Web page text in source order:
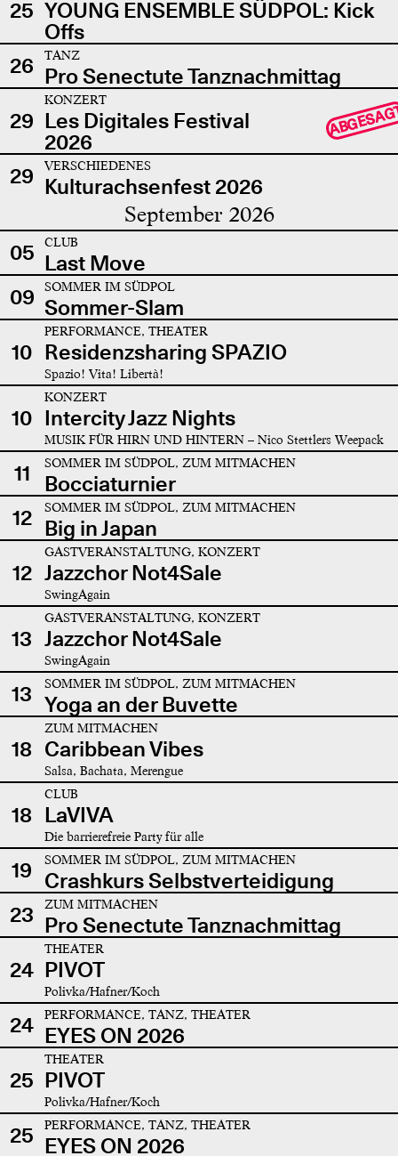
25 YOUNG ENSEMBLE SÜDPOL: Kick
Offs
26
TANZ
Pro Senectute Tanznachmittag
29
KONZERT
Les Digitales Festival
2026
29 VERSCHIEDENES
Kulturachsenfest 2026
September 2026
05 CLUB
Last Move
09
SOMMER IM SÜDPOL
Sommer-Slam
10
PERFORMANCE, THEATER
Residenzsharing SPAZIO
Spazio! Vita! Libertà!
10
KONZERT
Intercity Jazz Nights
MUSIK FÜR HIRN UND HINTERN – Nico Stettlers Weepack
11 SOMMER IM SÜDPOL, ZUM MITMACHEN
Bocciaturnier
12
SOMMER IM SÜDPOL, ZUM MITMACHEN
Big in Japan
12
GASTVERANSTALTUNG, KONZERT
Jazzchor Not4Sale
SwingAgain
13
GASTVERANSTALTUNG, KONZERT
Jazzchor Not4Sale
SwingAgain
13 SOMMER IM SÜDPOL, ZUM MITMACHEN
Yoga an der Buvette
18
ZUM MITMACHEN
Caribbean Vibes
Salsa, Bachata, Merengue
18
CLUB
LaVIVA
Die barrierefreie Party für alle
19 SOMMER IM SÜDPOL, ZUM MITMACHEN
Crashkurs Selbstverteidigung
23
ZUM MITMACHEN
Pro Senectute Tanznachmittag
24
THEATER
PIVOT
Polivka/Hafner/Koch
24 PERFORMANCE, TANZ, THEATER
EYES ON 2026
25
THEATER
PIVOT
Polivka/Hafner/Koch
25 PERFORMANCE, TANZ, THEATER
EYES ON 2026